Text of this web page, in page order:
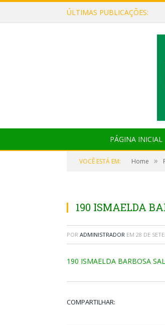
ÚLTIMAS PUBLICAÇÕES:
PÁGINA INICIAL
VOCÊ ESTÁ EM: Home »
190 ISMAELDA
POR ADMINISTRADOR EM 28 DE
190 ISMAELDA BARBOSA
COMPARTILHAR: